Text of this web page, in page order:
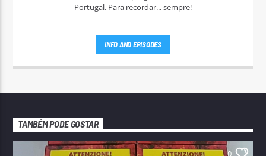
Portugal. Para recordar... sempre!
INFO AND EPISODES
TAMBÉM PODE GOSTAR
0